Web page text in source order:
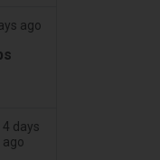
ago
4 days
ago